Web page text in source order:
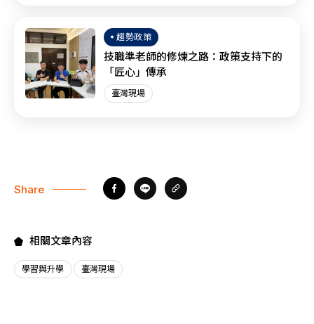
趨勢政策
技職準老師的修煉之路：政策支持下的
「匠心」傳承
臺灣現場
Share
相關文章內容
學習與升學 臺灣現場